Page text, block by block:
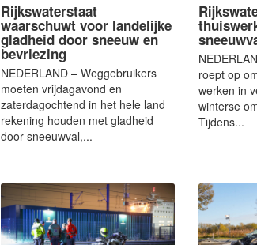
Rijkswaterstaat
waarschuwt voor landelijke
gladheid door sneeuw en
bevriezing
NEDERLAND – Weggebruikers
moeten vrijdagavond en
zaterdagochtend in het hele land
rekening houden met gladheid
door sneeuwval,...
roept op
werken in
winterse
Tijdens...